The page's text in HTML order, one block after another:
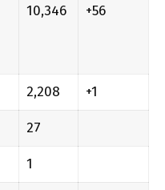
10,346 +56
2,208 +1
27
1